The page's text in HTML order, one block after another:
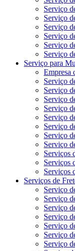
Serviço
Serviço
Serviço
Serviço
Serviço
Serviço
Serviço para
Empresa
Serviço
Serviço
Serviço
Serviço
Serviço
Serviço
Serviço
Serviço
Serviços
Serviços
Serviços
Serviços de
Serviço
Serviço
Serviço
Serviço
Serviço
Serviço
Serviço